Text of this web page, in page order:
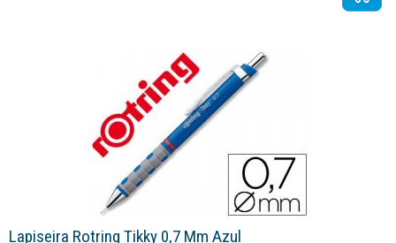
Lapiseira Rotring Tikky 0,7 Mm Azul